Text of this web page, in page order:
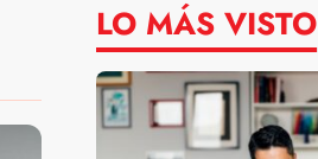
LO MÁS VISTO